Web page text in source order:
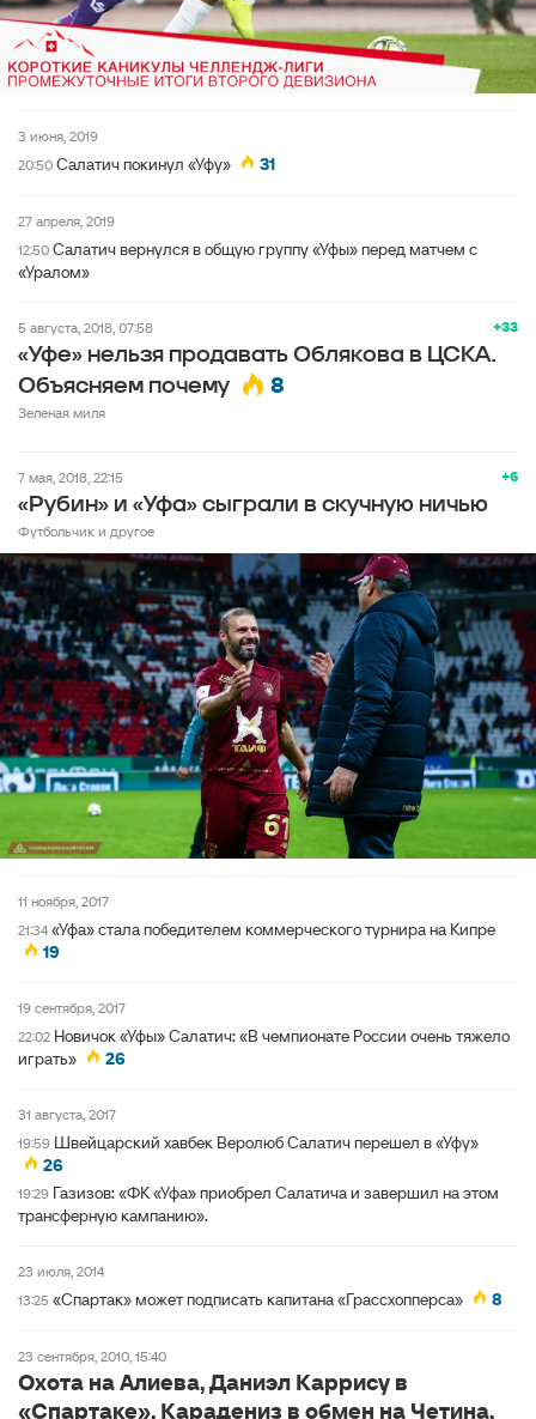
3 июня, 2019
20:50 Салатич покинул «Уфу» 31
27 апреля, 2019
12:50 Салатич вернулся в общую группу «Уфы» перед матчем с
«Уралом»
+33
5 августа, 2018, 07:58
«Уфе» нельзя продавать Облякова в ЦСКА.
Объясняем почему
8
Зеленая миля
+6
7 мая, 2018, 22:15
«Рубин» и «Уфа» сыграли в скучную ничью
Футбольчик и другое
11 ноября, 2017
21:34 «Уфа» стала победителем коммерческого турнира на Кипре
19
19 сентября, 2017
22:02 Новичок «Уфы» Салатич: «В чемпионате России очень тяжело
играть»
26
31 августа, 2017
19:59 Швейцарский хавбек Веролюб Салатич перешел в «Уфу»
26
19:29 Газизов: «ФК «Уфа» приобрел Салатича и завершил на этом
трансферную кампанию».
23 июля, 2014
13:25 «Спартак» может подписать капитана «Грассхопперса» 8
23 сентября, 2010, 15:40
Охота на Алиева, Даниэл Каррису в
«Спартаке», Карадениз в обмен на Четина,